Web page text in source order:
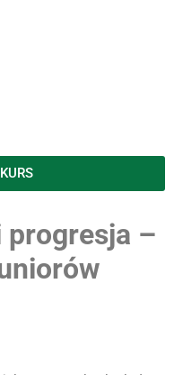
progresja –